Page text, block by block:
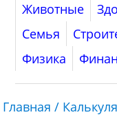
Животные
Семья
Физика
Главная /